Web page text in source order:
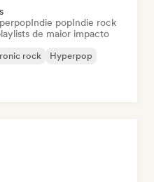
Indie popIndie rock
de maior impacto
rock
Hyperpop